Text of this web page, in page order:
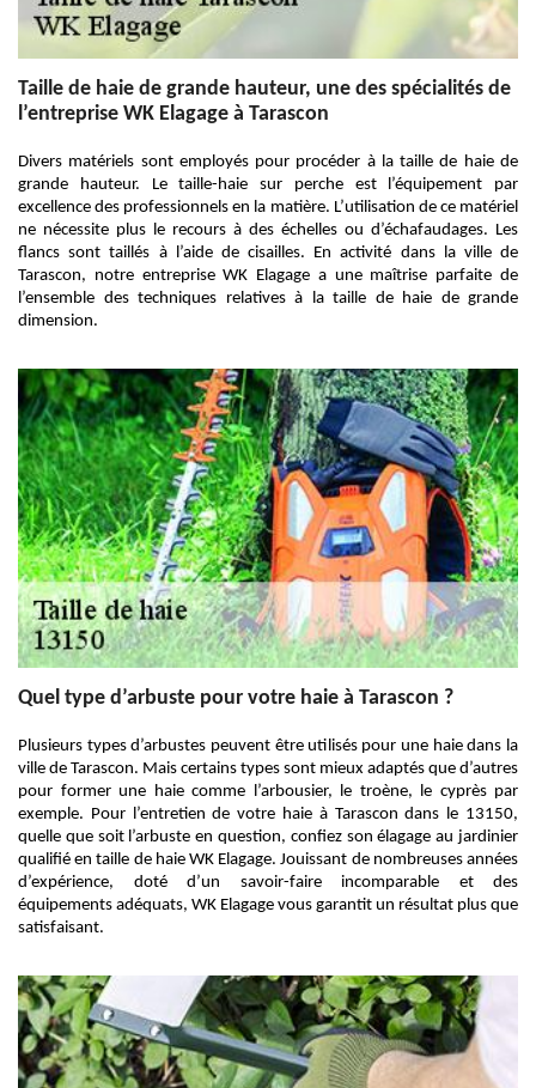
Taille de haie de grande hauteur, une des spécialités de
l’entreprise WK Elagage à Tarascon
Divers matériels sont employés pour procéder à la taille de haie de
grande hauteur. Le taille-haie sur perche est l’équipement par
excellence des professionnels en la matière. L’utilisation de ce matériel
ne nécessite plus le recours à des échelles ou d’échafaudages. Les
flancs sont taillés à l’aide de cisailles. En activité dans la ville de
Tarascon, notre entreprise WK Elagage a une maîtrise parfaite de
l’ensemble des techniques relatives à la taille de haie de grande
dimension.
Quel type d’arbuste pour votre haie à Tarascon ?
Plusieurs types d’arbustes peuvent être utilisés pour une haie dans la
ville de Tarascon. Mais certains types sont mieux adaptés que d’autres
pour former une haie comme l’arbousier, le troène, le cyprès par
exemple. Pour l’entretien de votre haie à Tarascon dans le 13150,
quelle que soit l’arbuste en question, confiez son élagage au jardinier
qualifié en taille de haie WK Elagage. Jouissant de nombreuses années
d’expérience, doté d’un savoir-faire incomparable et des
équipements adéquats, WK Elagage vous garantit un résultat plus que
satisfaisant.